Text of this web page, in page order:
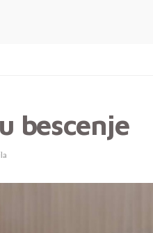
bescenje